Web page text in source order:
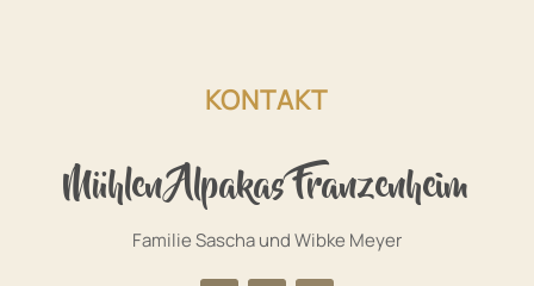
KONTAKT
Mühlen Alpakas Franzenheim
Familie Sascha und Wibke Meyer